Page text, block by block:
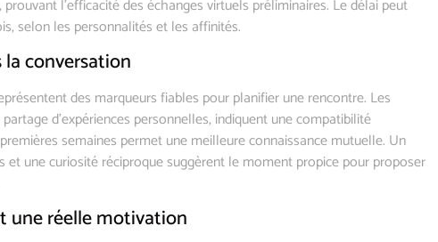
l’efficacité des échanges virtuels préliminaires. Le délai peut
selon les personnalités et les affinités.
conversation
des marqueurs fiables pour planifier une rencontre. Les
d’expériences personnelles, indiquent une compatibilité
semaines permet une meilleure connaissance mutuelle. Un
et une curiosité réciproque suggèrent le moment propice pour proposer
une réelle motivation